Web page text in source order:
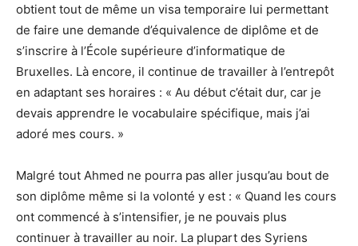
obtient tout de même un visa temporaire lui permettant
de faire une demande d’équivalence de diplôme et de
s’inscrire à l’École supérieure d’informatique de
Bruxelles. Là encore, il continue de travailler à l’entrepôt
en adaptant ses horaires : « Au début c’était dur, car je
devais apprendre le vocabulaire spécifique, mais j’ai
adoré mes cours. »
Malgré tout Ahmed ne pourra pas aller jusqu’au bout de
son diplôme même si la volonté y est : « Quand les cours
ont commencé à s’intensifier, je ne pouvais plus
continuer à travailler au noir. La plupart des Syriens